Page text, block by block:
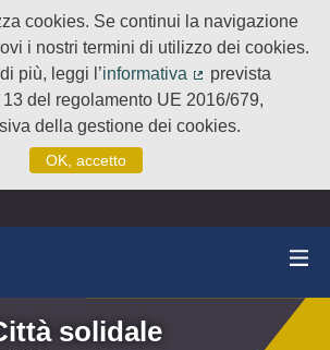
cookies. Se continui la navigazione
i nostri termini di utilizzo dei cookies.
più, leggi l’informativa
(Collegamento
prevista
13 del regolamento UE 2016/679,
della gestione dei cookies.
OK, accetto
solidale